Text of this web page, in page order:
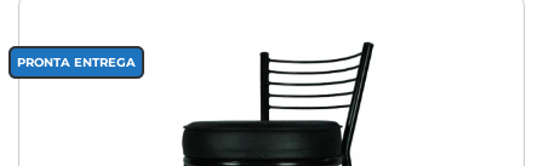
PRONTA ENTREGA